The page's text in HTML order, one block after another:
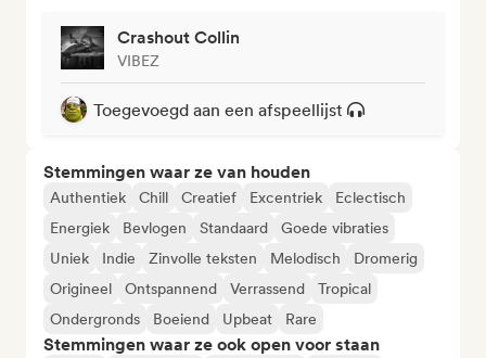
Crashout Collin
VIBEZ
Toegevoegd aan een afspeellijst
Stemmingen waar ze van houden
Authentiek Chill Creatief Excentriek
Eclectisch
Energiek
Bevlogen Standaard
Goede vibraties
Uniek
Indie Zinvolle teksten Melodisch
Dromerig
Origineel
Ontspannend Verrassend
Tropical
Ondergronds
Boeiend Upbeat Rare
Stemmingen waar ze ook open voor staan